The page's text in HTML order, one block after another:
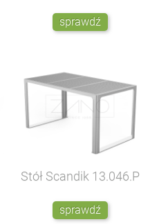
sprawdź
Stół Scandik 13.046.P
sprawdź